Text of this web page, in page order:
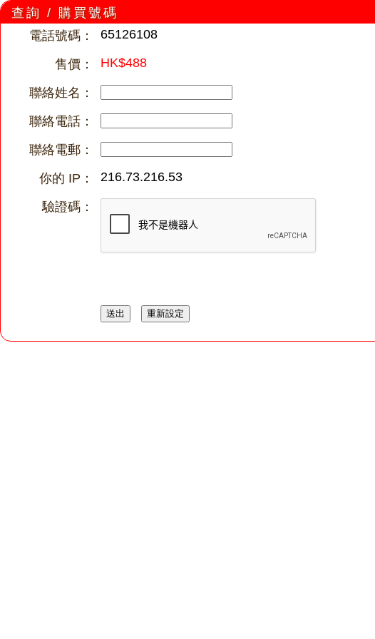
查詢 / 購買號碼
電話號碼：
65126108
售價： HK$488
聯絡姓名：
聯絡電話：
聯絡電郵：
你的 IP：
216.73.216.53
驗證碼：